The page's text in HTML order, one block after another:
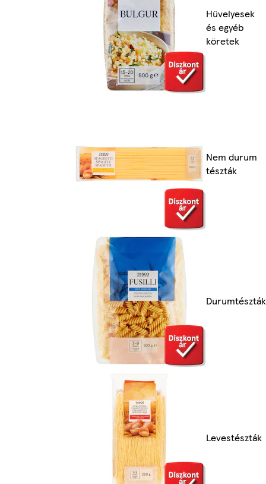
Hüvelyesek
és egyéb
köretek
Nem durum
tészták
Durumtészták
Levestészták